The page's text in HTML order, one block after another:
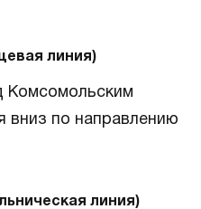
линия)
Комсомольским
вниз по направлению
линия)